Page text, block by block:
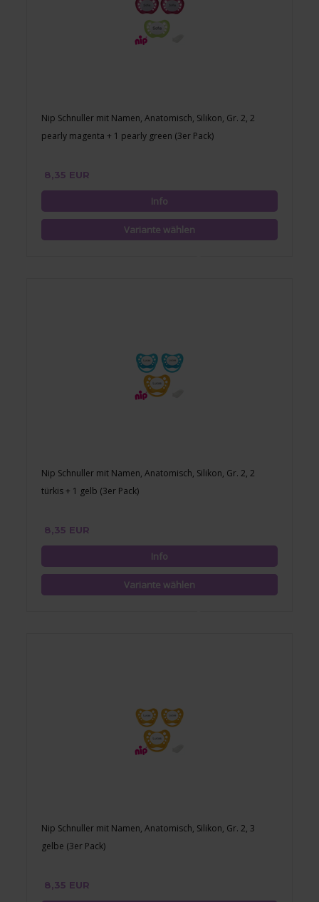
Nip Schnuller mit Namen, Anatomisch, Silikon, Gr. 2, 2
pearly magenta + 1 pearly green (3er Pack)
8,35 EUR
Nip Schnuller mit Namen, Anatomisch, Silikon, Gr. 2, 2
türkis + 1 gelb (3er Pack)
8,35 EUR
Nip Schnuller mit Namen, Anatomisch, Silikon, Gr. 2, 3
gelbe (3er Pack)
8,35 EUR